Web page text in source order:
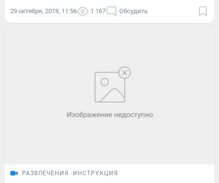
29 октября, 2019, 11:56 1 167 Обсудить
РАЗВЛЕЧЕНИЯ ИНСТРУКЦИЯ